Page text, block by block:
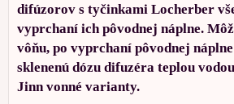
difúzorov s tyčinkami Locherber
vyprchaní ich pôvodnej náplne.
vôňu, po vyprchaní pôvodnej
sklenenú dózu difuzéra teplou
Jinn vonné varianty.